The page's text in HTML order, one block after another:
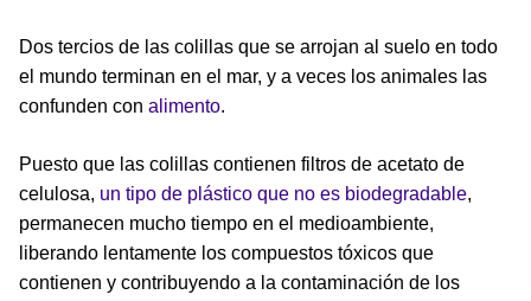
Dos tercios de las colillas que se arrojan al suelo en todo
el mundo terminan en el mar, y a veces los animales las
confunden con alimento.
Puesto que las colillas contienen filtros de acetato de
celulosa, un tipo de plástico que no es biodegradable,
permanecen mucho tiempo en el medioambiente,
liberando lentamente los compuestos tóxicos que
contienen y contribuyendo a la contaminación de los